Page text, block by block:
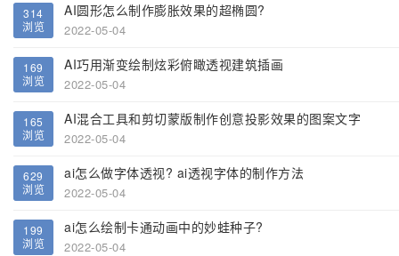
314
浏览
AI圆形怎么制作膨胀效果的超椭圆?
2022-05-04
169
浏览
AI巧用渐变绘制炫彩俯瞰透视建筑插画
2022-05-04
165
浏览
AI混合工具和剪切蒙版制作创意投影效果的图案文字
2022-05-04
629
浏览
ai怎么做字体透视? ai透视字体的制作方法
2022-05-04
199
浏览
ai怎么绘制卡通动画中的妙蛙种子?
2022-05-04